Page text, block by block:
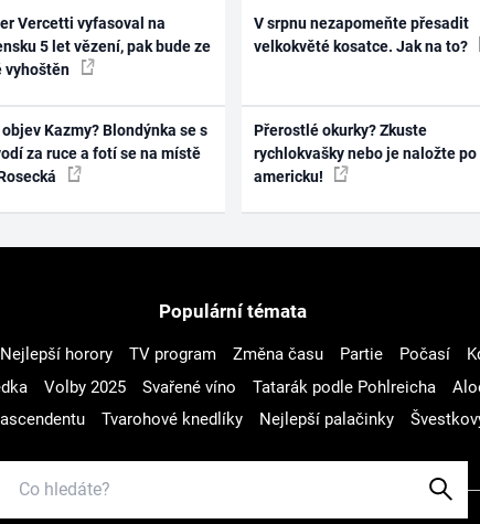
Vercetti vyfasoval na
5 let vězení, pak bude ze
vyhoštěn
Kazmy? Blondýnka se s
za ruce a fotí se na místě
V srpnu nezapomeňte přesadit
velkokvěté kosatce. Jak na to?
Přerostlé okurky? Zkuste
rychlokvašky nebo je naložte po
americku!
Populární témata
Nejlepší horory TV program Změna času Partie Počasí
Volby 2025 Svařené víno Tatarák podle Pohlreicha
Tvarohové knedlíky Nejlepší palačinky